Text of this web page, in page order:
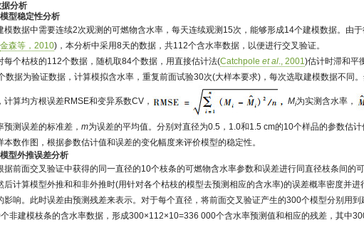
分析
型稳定性分析
模数据中需要连续2次观测的可燃物含水率，每天连续观测15次，能够形成14个建模数据。由
金森等，2010)，本分析中采用8天的数据，共112个含水率数据，以便进行交叉验证。
每个枯枝的112个数据，随机取84个数据，用直接估计法(Catchpoleet al., 2001)估计时滞和平
数据为验证数据，计算模拟含水率，重复前面试验30次(大样本要求)，每次选取建模数据不同
计算均方根误差RMSE和变异系数CV， Mi为实测含水率，
预测误差的标准差，m为误差的平均值。分别对直径为0.5，1.0和1.5 cm的10个样品的参数估
本数作图，根据参数估计值和误差的变化幅度来评价模型的稳定性。
型外推误差分析
据前面交叉验证中获得的同一直径的10个枝条的可燃物含水率参数和误差进行同直径枝条间的
后计算模型外推和和非外推时(用针对各个枯枝的模型去预测相应的含水率)的误差概率密度并
影响。此时误差由预测残差来表示。对于每个直径，将前面交叉验证产生的300个模型分别用
非建模枝条的含水率数据，形成300×112×10=336 000个含水率预测值和相应的残差，其中